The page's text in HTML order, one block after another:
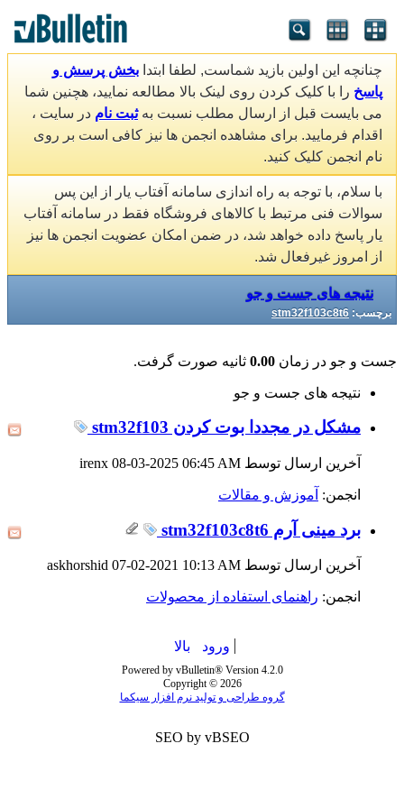
چنانچه این اولین بازید شماست, لطفا ابتدا بخش پرسش و
پاسخ را با کلیک کردن روی لینک بالا مطالعه نمایید، هچنین شما
می بایست قبل از ارسال مطلب نسبت بهثبت نام در سایت ،
اقدام فرمایید. برای مشاهده انجمن ها نیز کافی است بر روی
نام انجمن کلیک کنید.
با سلام، با توجه به راه اندازی سامانه آفتاب یار از این پس
سوالات فنی مرتبط با کالاهای فروشگاه فقط در سامانه آفتاب
یار پاسخ داده خواهد شد، در ضمن امکان عضویت انجمن ها نیز
از امروز غیرفعال شد.
نتیجه های جست و جو
برچسب: stm32f103c8t6
جست و جو در زمان 0.00 ثانیه صورت گرفت.
نتیجه های جست و جو
مشکل در مجددا بوت کردن stm32f103
آخرین ارسال توسط irenx 08-03-2025 06:45 AM
انجمن: آموزش و مقالات
برد مینی آرم stm32f103c8t6
آخرین ارسال توسط askhorshid 07-02-2021 10:13 AM
انجمن: راهنمای استفاده از محصولات
ورود بالا
Powered by vBulletin® Version 4.2.0
Copyright © 2026
گروه طراحی و تولید نرم افزار سیکما
SEO by vBSEO